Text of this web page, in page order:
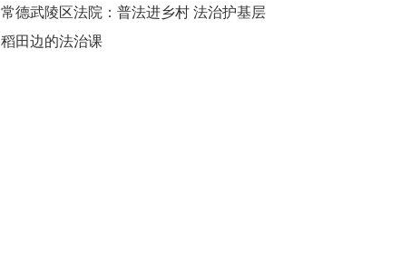
全课
常德武陵区法院：普法进乡村 法治护基层
稻田边的法治课